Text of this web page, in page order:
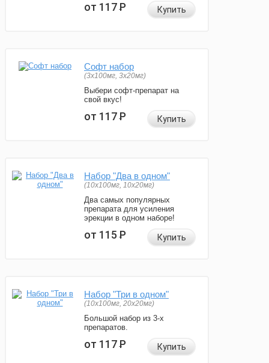
от 117Р Купить
Софт набор
(3x100мг, 3x20мг)
Выбери софт-препарат на
свой вкус!
от 117Р Купить
Набор "Два в одном"
(10x100мг, 10x20мг)
Два самых популярных
препарата для усиления
эрекции в одном наборе!
от 115Р Купить
Набор "Три в одном"
(10x100мг, 20x20мг)
Большой набор из 3-х
препаратов.
от 117Р Купить